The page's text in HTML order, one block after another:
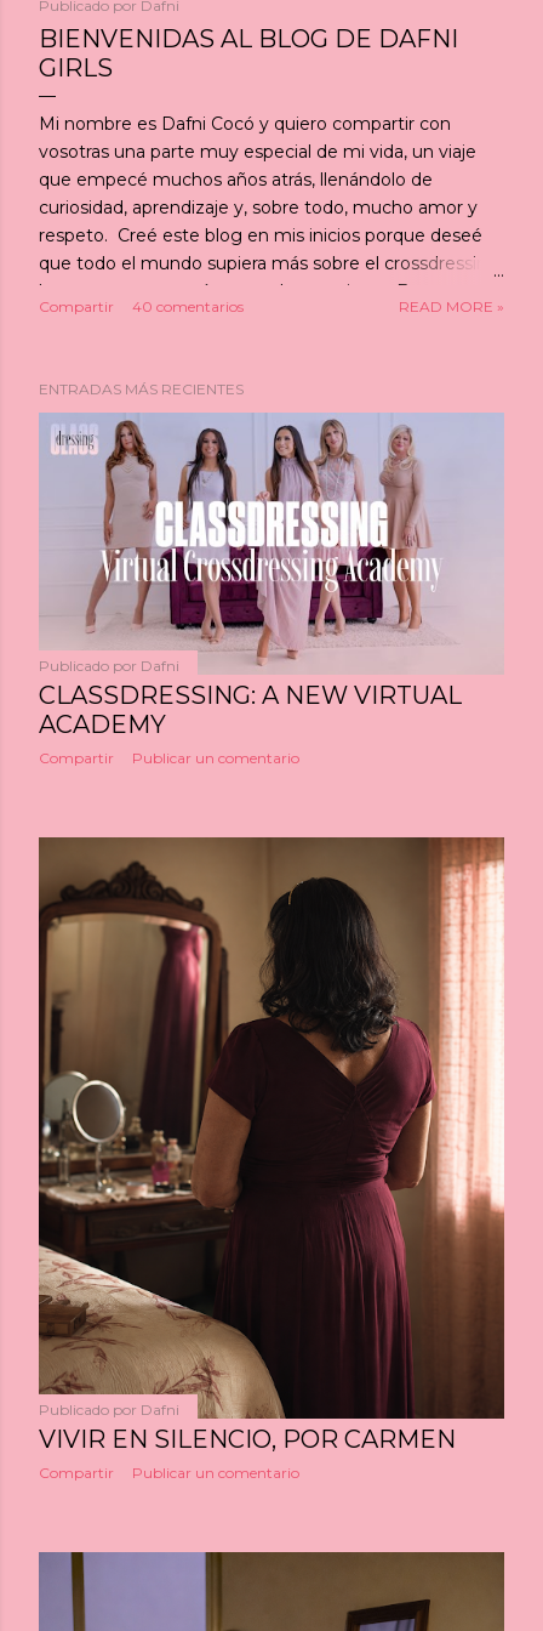
Publicado por Dafni
BIENVENIDAS AL BLOG DE DAFNI
GIRLS
Mi nombre es Dafni Cocó y quiero compartir con
vosotras una parte muy especial de mi vida, un viaje
que empecé muchos años atrás, llenándolo de
curiosidad, aprendizaje y, sobre todo, mucho amor y
respeto. Creé este blog en mis inicios porque deseé
que todo el mundo supiera más sobre el crossdressing,
las personas transgénero y el travestismo. Este espacio
fue, es y será un lugar para aprender juntas y construir
forma singular de expresar su identidad y de mostrarse
al mundo. Sé que hay mucho por descubrir y
entender y quiero que este blog sea un refugio seguro
para todas las que buscan respuestas, inspiración o
simplemente un lugar donde sentirse aceptadas. Este
espacio no es solo mío, es nuestro. Por ello volvemos a
relanzarlo. Un lugar donde todo el mundo es
bienvenido, donde podáis compartir vuestras historias
y aprender...
Compartir 40 comentarios READ MORE »
ENTRADAS MÁS RECIENTES
Publicado por Dafni
CLASSDRESSING: A NEW VIRTUAL
ACADEMY
Compartir Publicar un comentario
Publicado por Dafni
VIVIR EN SILENCIO, POR CARMEN
Compartir Publicar un comentario